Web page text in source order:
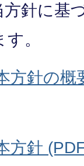
針に基
。
方針の概
方針